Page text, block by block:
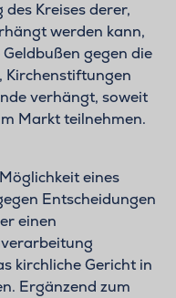
des Kreises derer,
werden kann,
gegen die
Kirchenstiftungen
verhängt, soweit
Markt teilnehmen.
eines
Entscheidungen
einen
kirchliche Gericht in
Ergänzend zum